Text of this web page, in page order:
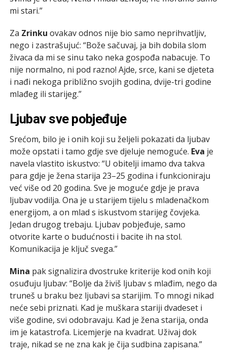
mi stari.”
Za Zrinku ovakav odnos nije bio samo neprihvatljiv,
nego i zastrašujuć: “Bože sačuvaj, ja bih dobila slom
živaca da mi se sinu tako neka gospođa nabacuje. To
nije normalno, ni pod razno! Ajde, srce, kani se djeteta
i nađi nekoga približno svojih godina, dvije-tri godine
mlađeg ili starijeg.”
Ljubav sve pobjeđuje
Srećom, bilo je i onih koji su željeli pokazati da ljubav
može opstati i tamo gdje sve djeluje nemoguće. Eva je
navela vlastito iskustvo: “U obitelji imamo dva takva
para gdje je žena starija 23–25 godina i funkcioniraju
već više od 20 godina. Sve je moguće gdje je prava
ljubav vodilja. Ona je u starijem tijelu s mladenačkom
energijom, a on mlad s iskustvom starijeg čovjeka.
Jedan drugog trebaju. Ljubav pobjeđuje, samo
otvorite karte o budućnosti i bacite ih na stol.
Komunikacija je ključ svega.”
Mina pak signalizira dvostruke kriterije kod onih koji
osuđuju ljubav: “Bolje da živiš ljubav s mlađim, nego da
truneš u braku bez ljubavi sa starijim. To mnogi nikad
neće sebi priznati. Kad je muškara stariji dvadeset i
više godine, svi odobravaju. Kad je žena starija, onda
im je katastrofa. Licemjerje na kvadrat. Uživaj dok
traje, nikad se ne zna kak je čija sudbina zapisana.”